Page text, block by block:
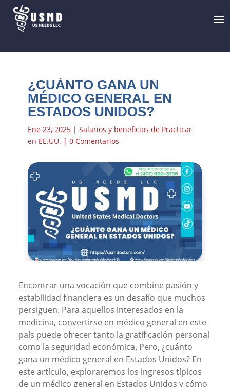
¿CUÁNTO GANA UN
MÉDICO GENERAL EN
ESTADOS UNIDOS?
Ene 23, 2025| Salarios y beneficios de Practicar
en EE.UU. | 0 Comentarios
Encontrar una vocación que combine pasión y
estabilidad financiera es un desafío que muchos
persiguen. Para aquellos interesados en la
medicina, convertirse en médico general en este
país puede ofrecer tanto la gratificación personal
como la seguridad económica. Pero, ¿cuánto
gana un médico general en Estados Unidos? En
este artículo, exploraremos los ingresos típicos
de un médico general en Estados Unidos y cómo